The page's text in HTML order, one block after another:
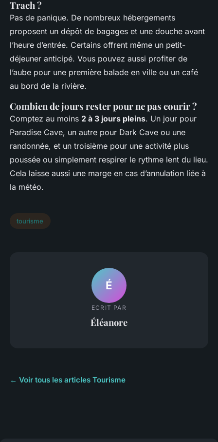
Trach ?
Pas de panique. De nombreux hébergements
proposent un dépôt de bagages et une douche avant
l’heure d’entrée. Certains offrent même un petit-
déjeuner anticipé. Vous pouvez aussi profiter de
l’aube pour une première balade en ville ou un café
au bord de la rivière.
Combien de jours rester pour ne pas courir ?
Comptez au moins 2 à 3 jours pleins. Un jour pour
Paradise Cave, un autre pour Dark Cave ou une
randonnée, et un troisième pour une activité plus
poussée ou simplement respirer le rythme lent du lieu.
Cela laisse aussi une marge en cas d’annulation liée à
la météo.
tourisme
É
ECRIT PAR
Éléanore
← Voir tous les articles Tourisme